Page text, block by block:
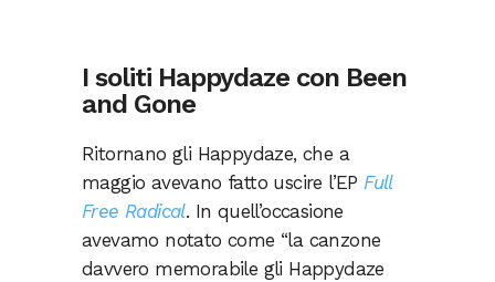
I soliti Happydaze con Been
and Gone
Ritornano gli Happydaze, che a
maggio avevano fatto uscire l’EP Full
Free Radical. In quell’occasione
avevamo notato come “la canzone
davvero memorabile gli Happydaze